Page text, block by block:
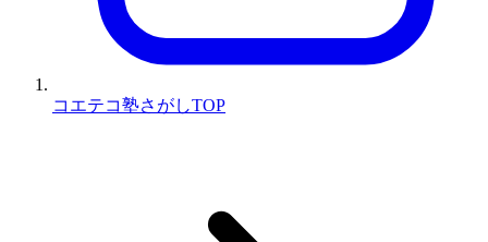
コエテコ塾さがしTOP